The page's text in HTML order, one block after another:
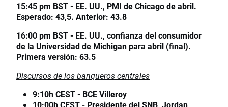
15:45 pm BST - EE. UU., PMI de Chicago de abril.
Esperado: 43,5. Anterior: 43.8
16:00 pm BST - EE. UU., confianza del consumidor
de la Universidad de Michigan para abril (final).
Primera versión: 63.5
Discursos de los banqueros centrales
9:10h CEST - BCE Villeroy
10:00h CEST - Presidente del SNB, Jordan